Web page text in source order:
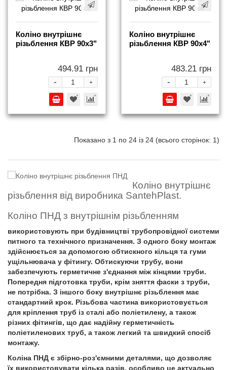
Коліно внутрішнє
різьблення КВР 90x3"
494.91 грн
+
-
Коліно внутрішнє
різьблення КВР 90x4"
483.21 грн
+
-
Показано з 1 по 24 із 24 (всього сторінок: 1)
Коліно внутрішнє
різьблення від виробника SantehPlast.
Коліно ПНД з внутрішнім різьбленням
використовують при будівництві трубопровідної системи
питного та технічного призначення. З одного боку монтаж
здійснюється за допомогою обтискного кільця та гуми
ущільнювача у фітингу. Обтискуючи трубу, вони
забезпечують герметичне з'єднання між кінцями труби.
Попередня підготовка труби, крім зняття фаски з труби,
не потрібна. З іншого боку внутрішнє різьблення має
стандартний крок. Різьбова частина використовується
для кріплення труб із сталі або поліетилену, а також
різних фітингів, що дає надійну герметичність
поліетиленових труб, а також легкий та швидкий спосіб
монтажу.
Коліна ПНД є збірно-роз'ємними деталями, що дозволяє
їх використовувати кілька разів, особливо це актуально